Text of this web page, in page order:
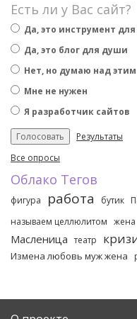
Есть ли у Вас сайт?
Да, это инструмент
Да, это блог для души
Нет, но думаю над этим
Мне не нужен
Я разработчик сайтов
Результаты
Все опросы
Облако Тегов
фигура работа бутик
называем целлюлитом жена
Масленица театр
Измена любовь муж жена